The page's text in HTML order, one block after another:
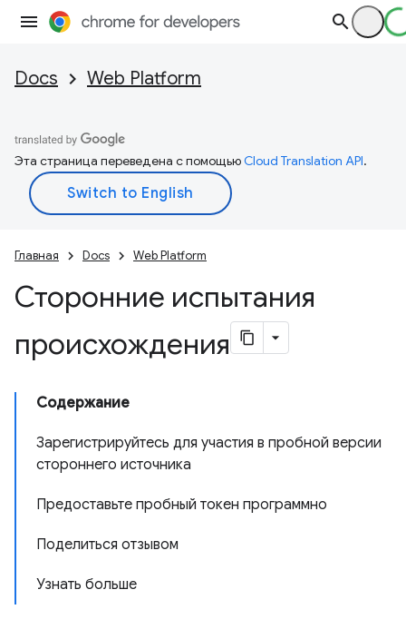
Docs Web Platform
Эта страница переведена с помощьюCloud Translation API.
Главная Docs Web Platform
Сторонние испытания
происхождения
Содержание
Зарегистрируйтесь для участия в пробной версии
стороннего источника
Предоставьте пробный токен программно
Поделиться отзывом
Узнать больше